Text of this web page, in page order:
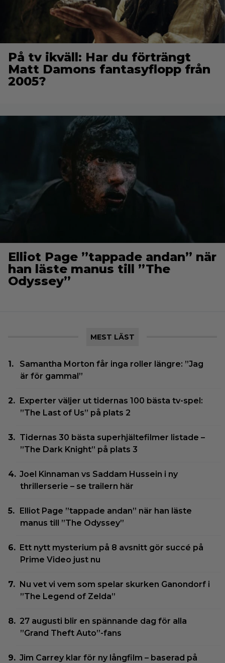
På tv ikväll: Har du förträngt
Matt Damons fantasyflopp från
2005?
Elliot Page ”tappade andan” när
han läste manus till ”The
Odyssey”
MEST LÄST
Samantha Morton får inga roller längre: ”Jag
är för gammal”
Experter väljer ut tidernas 100 bästa tv-spel:
”The Last of Us” på plats 2
Tidernas 30 bästa superhjältefilmer listade –
”The Dark Knight” på plats 3
Joel Kinnaman vs Saddam Hussein i ny
thrillerserie – se trailern här
Elliot Page ”tappade andan” när han läste
manus till ”The Odyssey”
Ett nytt mysterium på 8 avsnitt gör succé på
Prime Video just nu
Nu vet vi vem som spelar skurken Ganondorf i
”The Legend of Zelda”
27 augusti blir en spännande dag för alla
”Grand Theft Auto”-fans
Jim Carrey klar för ny långfilm – baserad på